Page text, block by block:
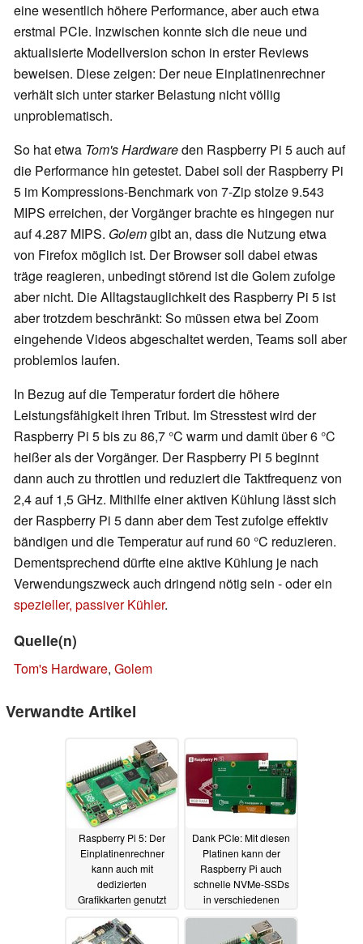
eine wesentlich höhere Performance, aber auch etwa
erstmal PCIe. Inzwischen konnte sich die neue und
aktualisierte Modellversion schon in erster Reviews
beweisen. Diese zeigen: Der neue Einplatinenrechner
verhält sich unter starker Belastung nicht völlig
unproblematisch.
So hat etwa Tom's Hardwareden Raspberry Pi 5 auch auf
die Performance hin getestet. Dabei soll der Raspberry Pi
5 im Kompressions-Benchmark von 7-Zip stolze 9.543
MIPS erreichen, der Vorgänger brachte es hingegen nur
auf 4.287 MIPS. Golemgibt an, dass die Nutzung etwa
von Firefox möglich ist. Der Browser soll dabei etwas
träge reagieren, unbedingt störend ist die Golem zufolge
aber nicht. Die Alltagstauglichkeit des Raspberry Pi 5 ist
aber trotzdem beschränkt: So müssen etwa bei Zoom
eingehende Videos abgeschaltet werden, Teams soll aber
problemlos laufen.
In Bezug auf die Temperatur fordert die höhere
Leistungsfähigkeit ihren Tribut. Im Stresstest wird der
Raspberry Pi 5 bis zu 86,7 °C warm und damit über 6 °C
heißer als der Vorgänger. Der Raspberry Pi 5 beginnt
dann auch zu throttlen und reduziert die Taktfrequenz von
2,4 auf 1,5 GHz. Mithilfe einer aktiven Kühlung lässt sich
der Raspberry Pi 5 dann aber dem Test zufolge effektiv
bändigen und die Temperatur auf rund 60 °C reduzieren.
Dementsprechend dürfte eine aktive Kühlung je nach
Verwendungszweck auch dringend nötig sein - oder ein
spezieller, passiver Kühler.
Quelle(n)
Tom's Hardware, Golem
Verwandte Artikel
Raspberry Pi 5: Der
Einplatinenrechner
kann auch mit
dedizierten
Grafikkarten genutzt
werden, eignet sich
zum Spielen03.12.2023
Dank PCIe: Mit diesen
Platinen kann der
Raspberry Pi auch
schnelle NVMe-SSDs
in verschiedenen
Formaten nutzen
19.11.2023